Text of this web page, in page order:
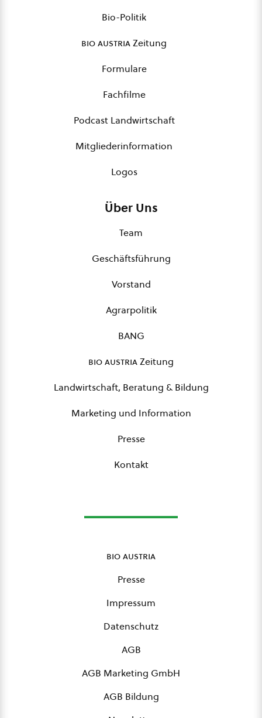
Bio-Politik
bio austriaZeitung
Formulare
Fachfilme
Podcast Landwirtschaft
Mitgliederinformation
Logos
Über Uns
Team
Geschäftsführung
Vorstand
Agrarpolitik
BANG
bio austriaZeitung
Landwirtschaft, Beratung & Bildung
Marketing und Information
Presse
Kontakt
bio austria
Presse
Impressum
Datenschutz
AGB
AGB Marketing GmbH
AGB Bildung